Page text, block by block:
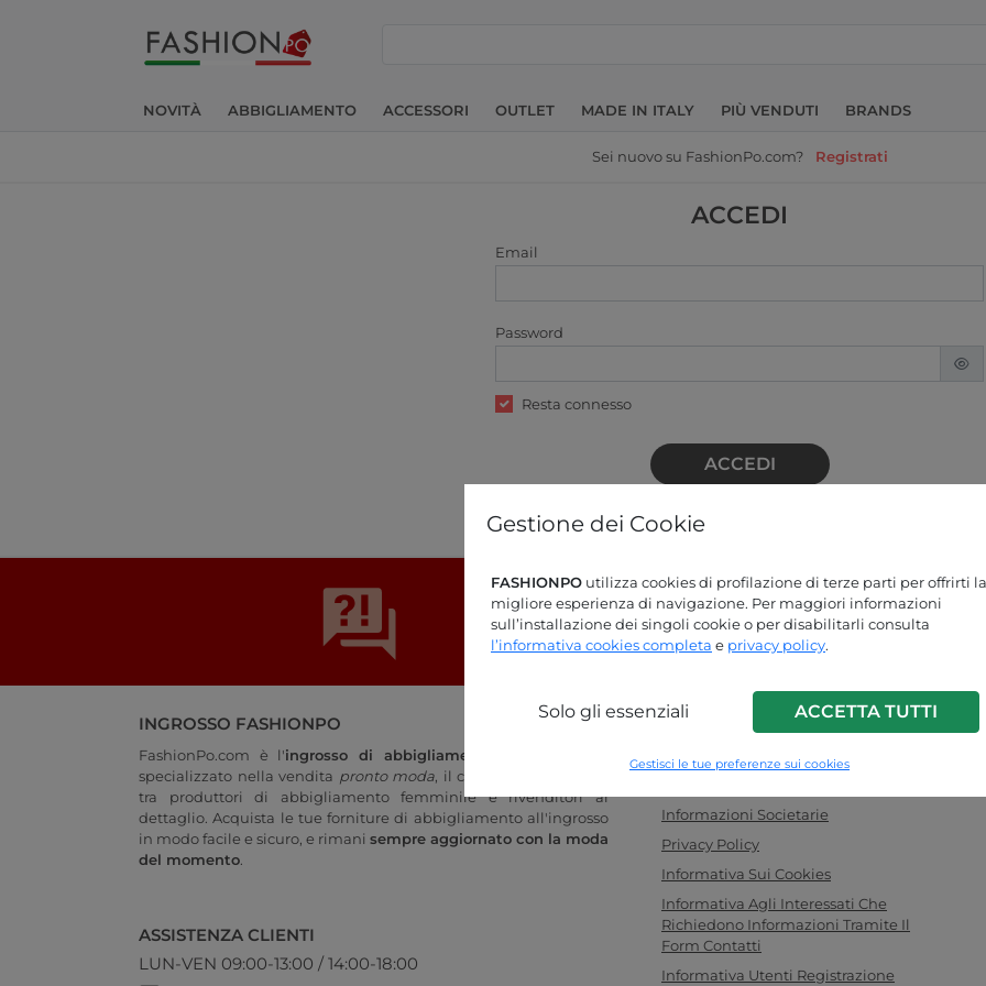
Gestione dei Cookie
FASHIONPO utilizza cookies di profilazione di terze parti per offrirti la
migliore esperienza di navigazione. Per maggiori informazioni
sull’installazione dei singoli cookie o per disabilitarli consulta
l’informativa cookies completa e privacy policy.
Solo gli essenziali ACCETTA TUTTI
Gestisci le tue preferenze sui cookies
NOVITÀ ABBIGLIAMENTO ACCESSORI OUTLET MADE IN ITALY PIÙ VENDUTI BRANDS
Sei nuovo su FashionPo.com? Registrati
ACCEDI
Email
Password
Resta connesso
ACCEDI
Password dimenticata?
Stai cercando delle risposte?
Dai un'occhiata alla nostra pagina FAQ!
INGROSSO FASHIONPO
FashionPo.com è l'ingrosso di abbigliamento donna online
specializzato nella vendita pronto moda , il collegamento ideale
tra produttori di abbigliamento femminile e rivenditori al
dettaglio. Acquista le tue forniture di abbigliamento all'ingrosso
in modo facile e sicuro, e rimani sempre aggiornato con la moda
del momento
ASSISTENZA CLIENTI
LUN-VEN 09:00-13:00 / 14:00-18:00
INFO LINK
Informazioni Societarie
Privacy Policy
Informativa Sui Cookies
Informativa Agli Interessati Che
Richiedono Informazioni Tramite Il
Form Contatti
Informativa Utenti Registrazione